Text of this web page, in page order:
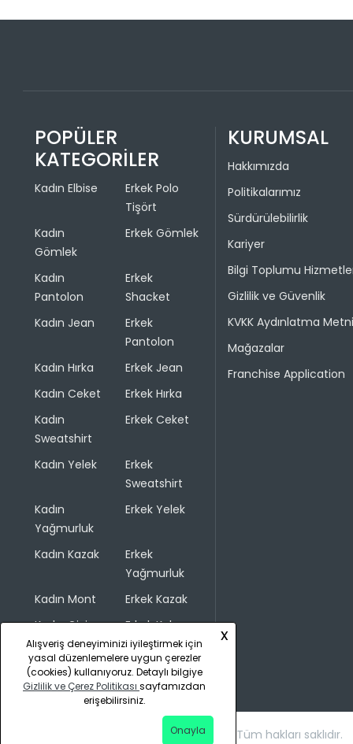
POPÜLER
KATEGORİLER
Kadın Elbise
Kadın
Gömlek
Kadın
Pantolon
Kadın Jean
Kadın Hırka
Kadın Ceket
Kadın
Sweatshirt
Kadın Yelek
Kadın
Yağmurluk
Kadın Kazak
Kadın Mont
Kadın Giyim
Erkek Polo
Tişört
Erkek Gömlek
Erkek
Shacket
Erkek
Pantolon
Erkek Jean
Erkek Hırka
Erkek Ceket
Erkek
Sweatshirt
Erkek Yelek
Erkek
Yağmurluk
Erkek Kazak
Erkek Kaban
KURUMSAL
Hakkımızda
Politikalarımız
Sürdürülebilirlik
Kariyer
Bilgi Toplumu
Gizlilik ve Güvenlik
KVKK Aydınlatma
Mağazalar
Franchise Application
Copyright © 2026 COLINS. Tüm hakları saklıdır.
Alışveriş deneyiminizi iyileştirmek için
yasal düzenlemelere uygun çerezler
(cookies) kullanıyoruz. Detaylı bilgiye
Gizlilik ve Çerez Politikası sayfamızdan
erişebilirsiniz.
Onayla
x